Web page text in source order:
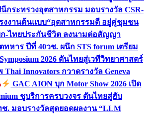
นีกระทรวงอุตสาหกรรม มอบรางวัล CSR-
งงานต้นแบบ“อุตสาหกรรมดี อยู่คู่ชุมชน
-ไทยประกันชีวิต ลงนามต่อสัญญา
ทหาร ปีที่ 40วช. ผนึก STS forum เตรียม
2026 ดันไทยสู่เวทีวิทยาศาสตร์
Innovators กวาดรางวัล Geneva
GAC AION บุก Motor Show 2026 เปิด
ชูบริการครบวงจร ดันไทยสู่ฮับ
ช. มอบรางวัลสุดยอดผลงาน “LLM